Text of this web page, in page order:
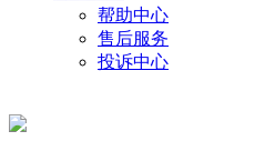
帮助中心
售后服务
投诉中心